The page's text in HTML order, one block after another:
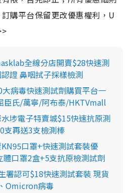
購平台保留更改優惠權利，U
全線分店開賣$28快速測
證 鼻咽拭子採樣檢測
大病毒快速測試劑購買平台一
臣氏/萬寧/阿布泰/HKTVmall
水埗電子特賣城$15快速抗原測
支再送3支檢測棒
口罩+快速測試套裝優
口罩2盒+5支抗原檢測試劑
署認可$18快速測試套裝 現貨
Omicron病毒